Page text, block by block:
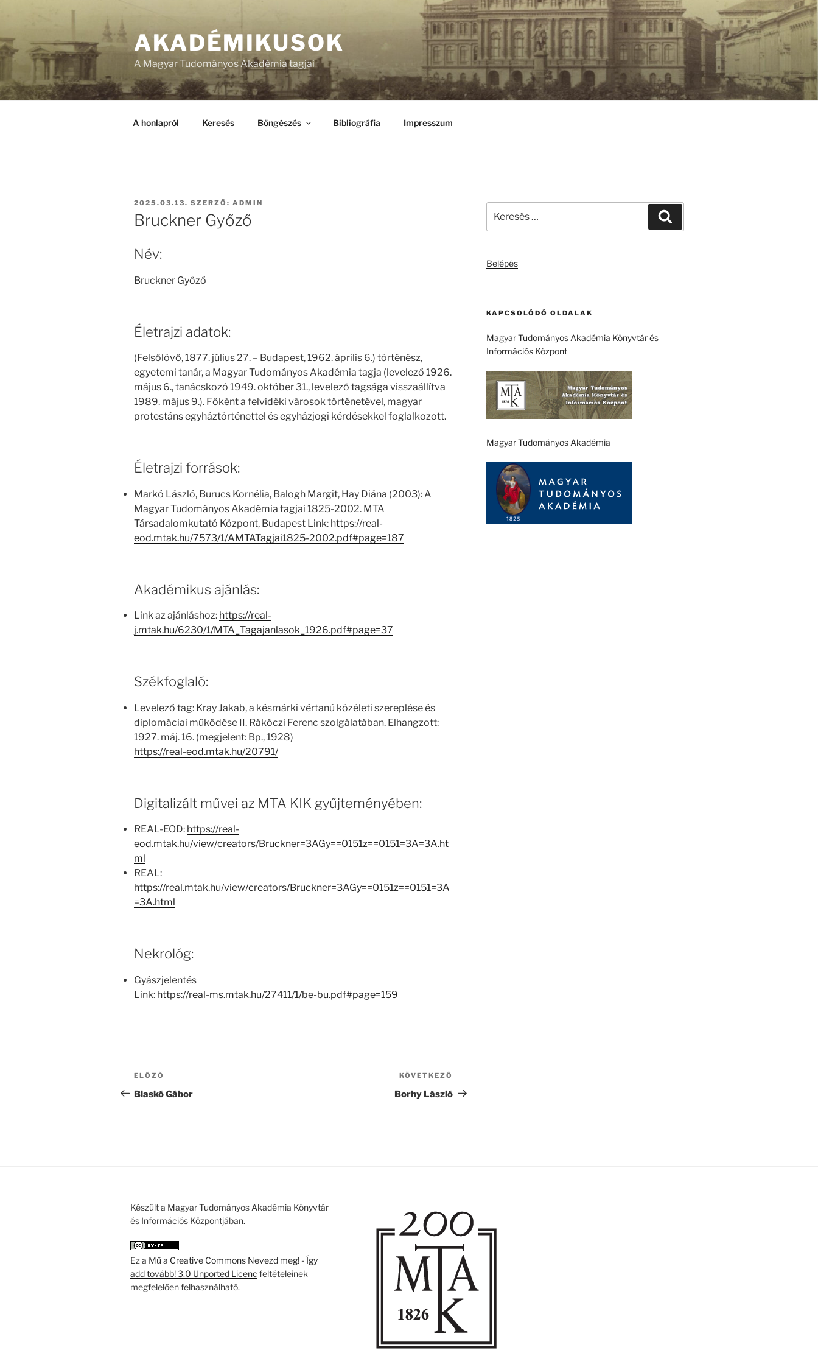
AKADÉMIKUSOK
A Magyar Tudományos Akadémia tagjai
A honlapról Keresés Böngészés Bibliográfia Impresszum
BEKÜLDVE:
2025.03.13. SZERZŐ: ADMIN
Bruckner Győző
Név:
Bruckner Győző
Életrajzi adatok:
(Felsőlövő, 1877. július 27. – Budapest, 1962. április 6.) történész,
egyetemi tanár, a Magyar Tudományos Akadémia tagja (levelező 1926.
május 6., tanácskozó 1949. október 31., levelező tagsága visszaállítva
1989. május 9.). Főként a felvidéki városok történetével, magyar
protestáns egyháztörténettel és egyházjogi kérdésekkel foglalkozott.
Életrajzi források:
Markó László, Burucs Kornélia, Balogh Margit, Hay Diána (2003): A
Magyar Tudományos Akadémia tagjai 1825-2002. MTA
Társadalomkutató Központ, Budapest Link: https://real-
eod.mtak.hu/7573/1/AMTATagjai1825-2002.pdf#page=187
Akadémikus ajánlás:
Link az ajánláshoz: https://real-
j.mtak.hu/6230/1/MTA_Tagajanlasok_1926.pdf#page=37
Székfoglaló:
Levelező tag: Kray Jakab, a késmárki vértanú közéleti szereplése és
diplomáciai működése II. Rákóczi Ferenc szolgálatában. Elhangzott:
1927. máj. 16. (megjelent: Bp., 1928)
https://real-eod.mtak.hu/20791/
Digitalizált művei az MTA KIK gyűjteményében:
REAL-EOD: https://real-
eod.mtak.hu/view/creators/Bruckner=3AGy==0151z==0151=3A=3A.ht
ml
REAL:
https://real.mtak.hu/view/creators/Bruckner=3AGy==0151z==0151=3A
=3A.html
Nekrológ:
Gyászjelentés
Link: https://real-ms.mtak.hu/27411/1/be-bu.pdf#page=159
Bejegyzés
navigáció
Korábbi
bejegyzés
ELŐZŐ
Blaskó Gábor
bejegyzés
KÖVETKEZŐ
Borhy László
következő
Belépés
KAPCSOLÓDÓ OLDALAK
Magyar Tudományos Akadémia Könyvtár és
Információs Központ
Magyar Tudományos Akadémia
Készült a Magyar Tudományos Akadémia Könyvtár
és Információs Központjában.
Ez a Mű a Creative Commons Nevezd meg! - Így
add tovább! 3.0 Unported Licenc feltételeinek
megfelelően felhasználható.